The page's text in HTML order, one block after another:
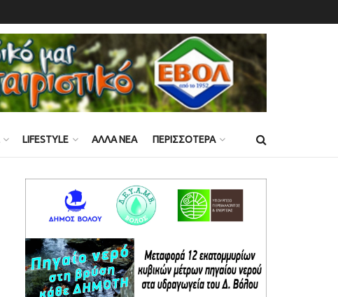
LIFESTYLE ΑΛΛΑ ΝΕΑ ΠΕΡΙΣΣΟΤΕΡΑ